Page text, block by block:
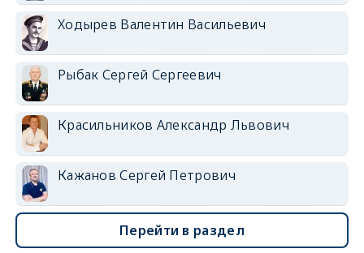
Ходырев Валентин Васильевич
Рыбак Сергей Сергеевич
Красильников Александр Львович
Кажанов Сергей Петрович
Перейти в раздел